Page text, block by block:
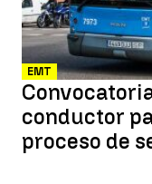
EMT
conductor
proceso de